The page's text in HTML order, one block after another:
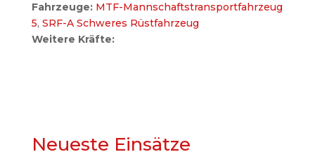
Fahrzeuge: MTF-Mannschaftstransportfahrzeug
5, SRF-A Schweres Rüstfahrzeug
Weitere Kräfte:
Neueste Einsätze